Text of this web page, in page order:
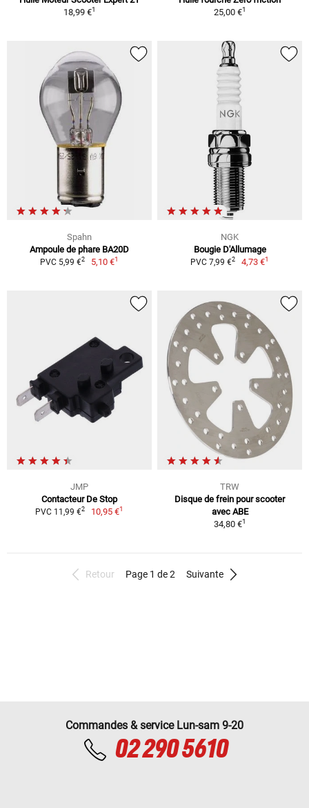
18,99 €1
25,00 €1
Spahn
Ampoule de phare BA20D
PVC 5,99 €2 5,10 €1
NGK
Bougie D'Allumage
PVC 7,99 €2 4,73 €1
JMP
Contacteur De Stop
PVC 11,99 €2 10,95 €1
TRW
Disque de frein pour scooter
avec ABE
34,80 €1
Retour Page 1 de 2 Suivante
Commandes & service Lun-sam 9-20
02 290 5610